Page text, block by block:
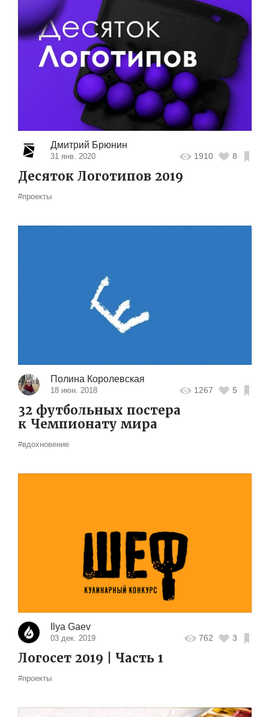
Дмитрий Брюнин
31 янв. 2020 1910 8
Десяток Логотипов 2019
#проекты
Полина Королевская
18 июн. 2018 1267 5
32 футбольных постера
к Чемпионату мира
#вдохновение
Ilya Gaev
03 дек. 2019 762 3
Логосет 2019 | Часть 1
#проекты